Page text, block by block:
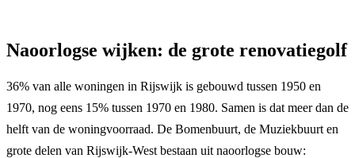
Naoorlogse wijken: de grote renovatiegolf
36% van alle woningen in Rijswijk is gebouwd tussen 1950 en
1970, nog eens 15% tussen 1970 en 1980. Samen is dat meer dan de
helft van de woningvoorraad. De Bomenbuurt, de Muziekbuurt en
grote delen van Rijswijk-West bestaan uit naoorlogse bouw: